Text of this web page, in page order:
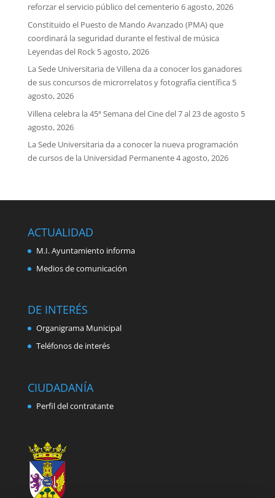
reforzar el servicio público del cementerio 6 agosto, 2026
Constituido el Puesto de Mando Avanzado (PMA) que
coordinará la seguridad durante el festival de música
Leyendas del Rock 5 agosto, 2026
La Sede Universitaria de Villena da a conocer los ganadores
de sus concursos de microrrelatos y fotografía científica 5
agosto, 2026
Villena celebra la 45ª Semana del Cine del 7 al 23 de agosto 5
agosto, 2026
La Sede Universitaria da a conocer la nueva programación
de cursos de la Universidad Permanente4 agosto, 2026
ACTUALIDAD
M.I. Ayuntamiento informa
Medios de comunicación
DE INTERÉS
Organigrama Municipal
Teléfonos de interés
CIUDADANÍA
Perfil del contratante